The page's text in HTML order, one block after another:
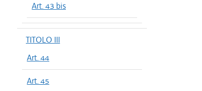
Art. 43 bis
TITOLO III
Art. 44
Art. 45